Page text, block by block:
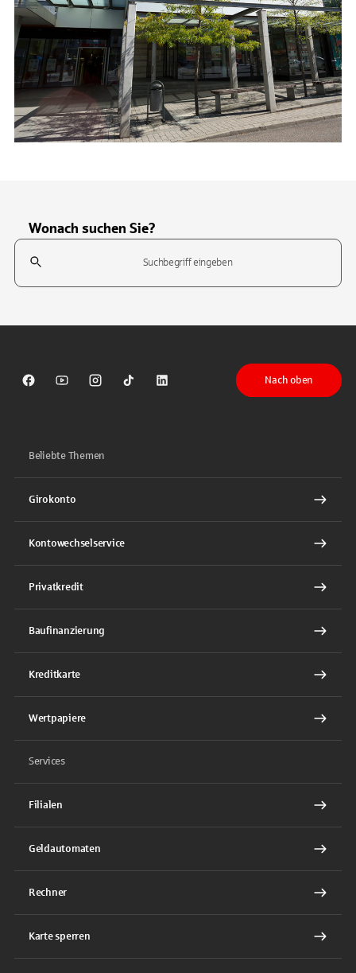
Wonach suchen Sie?
Suchfeld
Sparkasse auf Facebook
Sparkasse auf Youtube
Sparkasse auf Instagram
Sparkasse auf TikTok
Sparkasse auf LinkedIn
Nach oben
Beliebte Themen
Girokonto
Kontowechselservice
Privatkredit
Baufinanzierung
Kreditkarte
Wertpapiere
Services
Filialen
Geldautomaten
Rechner
Karte sperren